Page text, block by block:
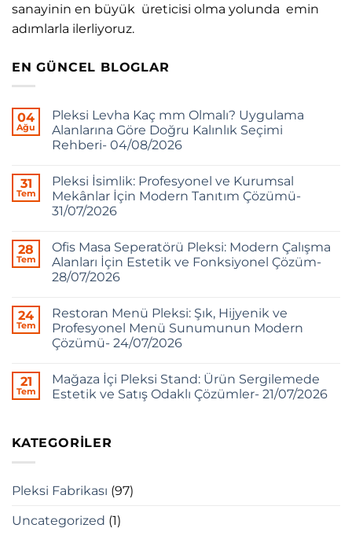
sanayinin en büyük üreticisi olma yolunda emin
adımlarla ilerliyoruz.
EN GÜNCEL BLOGLAR
04
Ağu
Pleksi Levha Kaç mm Olmalı? Uygulama
Alanlarına Göre Doğru Kalınlık Seçimi
Rehberi- 04/08/2026
31
Tem
Pleksi İsimlik: Profesyonel ve Kurumsal
Mekânlar İçin Modern Tanıtım Çözümü-
31/07/2026
28
Tem
Ofis Masa Seperatörü Pleksi: Modern Çalışma
Alanları İçin Estetik ve Fonksiyonel Çözüm-
28/07/2026
24
Tem
Restoran Menü Pleksi: Şık, Hijyenik ve
Profesyonel Menü Sunumunun Modern
Çözümü- 24/07/2026
21
Tem
Mağaza İçi Pleksi Stand: Ürün Sergilemede
Estetik ve Satış Odaklı Çözümler- 21/07/2026
KATEGORILER
Pleksi Fabrikası (97)
Uncategorized (1)